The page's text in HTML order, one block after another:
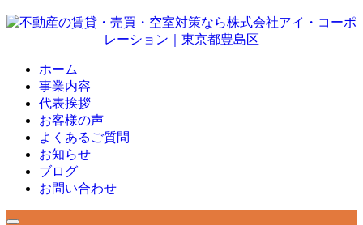
ホーム
事業内容
代表挨拶
お客様の声
よくあるご質問
お知らせ
ブログ
お問い合わせ